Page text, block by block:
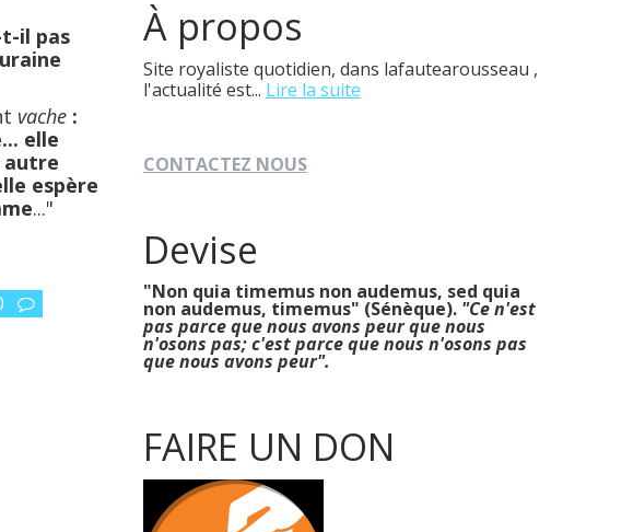
il pas
vache :
elle
autre
espère
..."
À propos
Site royaliste quotidien, dans lafautearousseau ,
l'actualité est... Lire la suite
CONTACTEZ NOUS
Devise
"Non quia timemus non audemus, sed quia
non audemus, timemus" (Sénèque). "Ce n'est
pas parce que nous avons peur que nous
n'osons pas; c'est parce que nous n'osons pas
que nous avons peur".
FAIRE UN DON